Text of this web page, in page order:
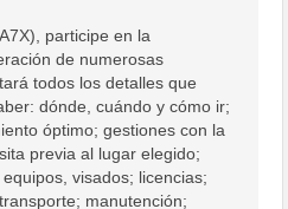
participe en la
de numerosas
todos los detalles que
dónde, cuándo y cómo ir;
óptimo; gestiones con la
previa al lugar elegido;
visados; licencias;
manutención;